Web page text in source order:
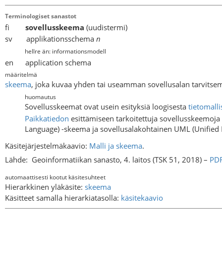
Terminologiset sanastot
fi sovellusskeema (uudistermi)
sv applikationsschema n
hellre än: informationsmodell
en application schema
määritelmä
skeema, joka kuvaa yhden tai useamman sovellusalan
huomautus
Sovellusskeemat ovat usein esityksiä loogisesta
Paikkatiedon esittämiseen tarkoitettuja
Language) -skeema ja sovellusalakohtainen UML
Käsitejärjestelmäkaavio: Malli ja skeema.
Lähde: Geoinformatiikan sanasto, 4. laitos (TSK 51, 2018) –
automaattisesti kootut käsitesuhteet
Hierarkkinen yläkäsite: skeema
Käsitteet samalla hierarkiatasolla: käsitekaavio